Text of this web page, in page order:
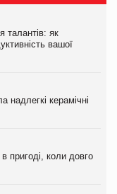
талантів: як
вашої
надлегкі керамічні
пригоді, коли довго